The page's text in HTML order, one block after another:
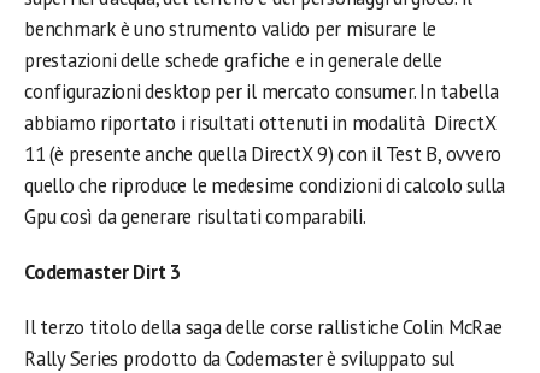
benchmark è uno strumento valido per misurare le
prestazioni delle schede grafiche e in generale delle
configurazioni desktop per il mercato consumer. In tabella
abbiamo riportato i risultati ottenuti in modalità DirectX
11 (è presente anche quella DirectX 9) con il Test B, ovvero
quello che riproduce le medesime condizioni di calcolo sulla
Gpu così da generare risultati comparabili.
Codemaster Dirt 3
Il terzo titolo della saga delle corse rallistiche Colin McRae
Rally Series prodotto da Codemaster è sviluppato sul